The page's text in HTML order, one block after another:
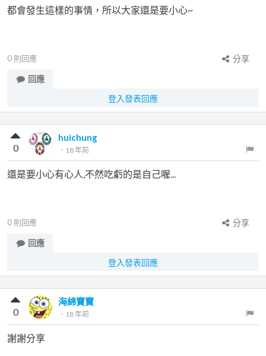
都會發生這樣的事情，所以大家還是要小心~
0 則回應
分享
回應
登入發表回應
huichung
． 18 年前
0
還是要小心有心人,不然吃虧的是自己喔...
0 則回應
分享
回應
登入發表回應
海綿寶寶
． 18 年前
0
謝謝分享